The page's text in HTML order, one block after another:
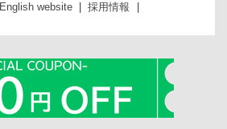
English website 採用情報